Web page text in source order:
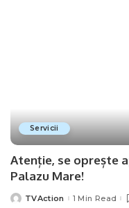
Servicii
Atenție, se oprește
Palazu Mare!
PostedTVAction 1 Min Read